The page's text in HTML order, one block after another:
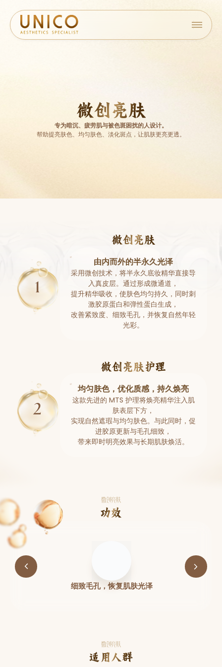
微创亮肤
专为暗沉、疲劳肌与被色斑困扰的人设计。
帮助提亮肤色、均匀肤色、淡化斑点，让肌肤更亮更透。
微创亮肤
由内而外的半永久光泽
采用微创技术，将半永久底妆精华直接导
入真皮层。通过形成微通道，
提升精华吸收，使肤色均匀持久，同时刺
激胶原蛋白和弹性蛋白生成，
改善紧致度、细致毛孔，并恢复自然年轻
光彩。
微创亮肤护理
均匀肤色，优化质感，持久焕亮
这款先进的 MTS 护理将焕亮精华注入肌
肤表层下方，
实现自然遮瑕与均匀肤色。与此同时，促
进胶原更新与毛孔细致，
带来即时明亮效果与长期肌肤焕活。
微创亮肤
功效
细致毛孔，恢复肌肤光泽
微创亮肤
适用人群